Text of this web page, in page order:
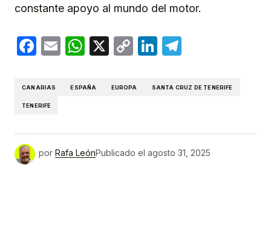
constante apoyo al mundo del motor.
Facebook
EmailWhatsApp
X
CopyLinkedIn
CANARIAS ESPAÑA EUROPA SANTA CRUZ DE TENERIFE
TENERIFE
por Rafa LeónPublicado el agosto 31, 2025